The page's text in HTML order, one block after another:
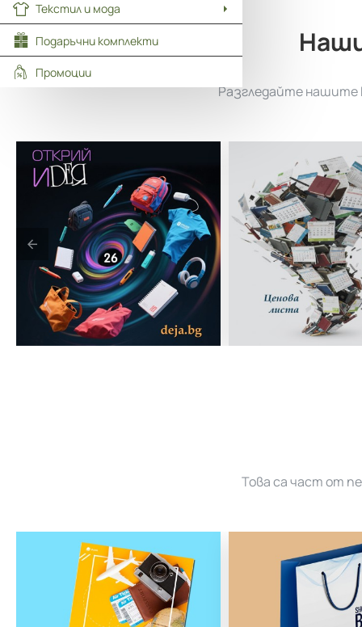
Текстил и мода
Подаръчни комплекти
Промоции
Разгледайте
Това са част от